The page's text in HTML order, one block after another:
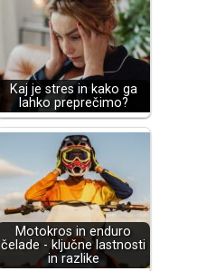
Kaj je stres in kako ga
lahko preprečimo?
Motokros in enduro
čelade - ključne lastnosti
in razlike